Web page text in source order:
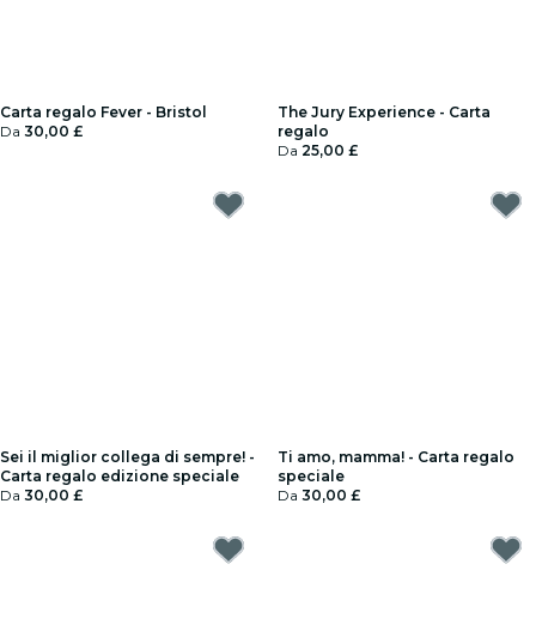
Carta regalo Fever - Bristol
Da 30,00 £
The Jury Experience - Carta
regalo
Da 25,00 £
Sei il miglior collega di sempre! -
Carta regalo edizione speciale
Da 30,00 £
Ti amo, mamma! - Carta regalo
speciale
Da 30,00 £